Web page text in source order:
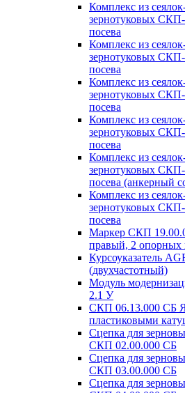
Комплекс из
зернотуковых
посева
Комплекс из
зернотуковых
посева
Комплекс из
зернотуковых
посева
Комплекс из
зернотуковых
посева
Комплекс из
зернотуковых
посева (анкерный
Комплекс из
зернотуковых
посева
Маркер СКП
правый, 2 опорных
Курсоуказатель
(двухчастотный)
Модуль
2.1 У
СКП 06.13.000 СБ
пластиковыми
Сцепка для
СКП 02.00.000 СБ
Сцепка для
СКП 03.00.000 СБ
Сцепка для